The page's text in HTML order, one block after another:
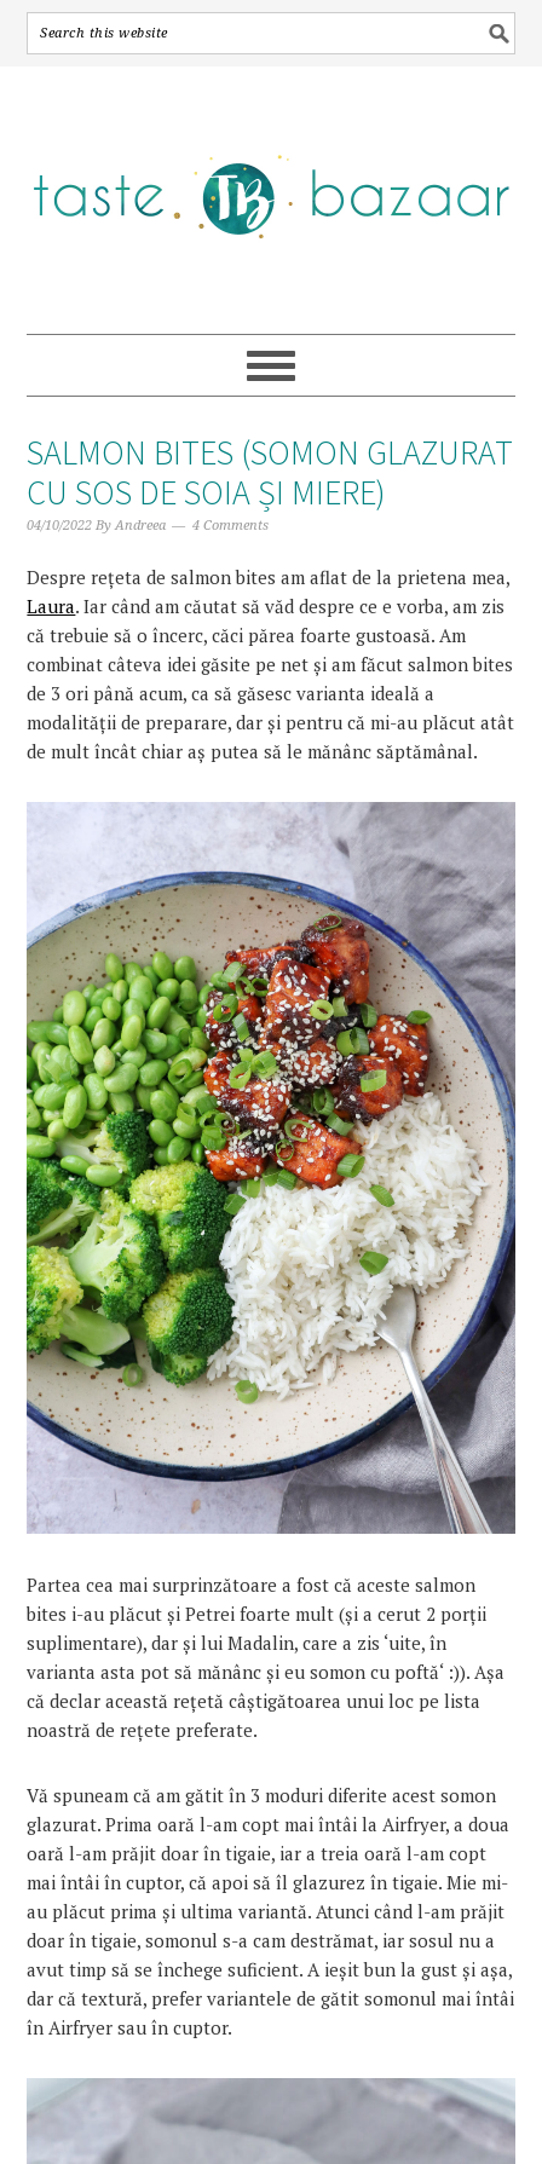
SALMON BITES (SOMON GLAZURAT
CU SOS DE SOIA ȘI MIERE)
04/10/2022 ByAndreea 4 Comments
Desprerețeta de salmonbites am aflat dela prietena mea,
Laura. Iarcând amcăutat să văd despre ce evorba, am zis
că trebuiesă oîncerc,căci părea foartegustoasă. Am
combinatcâteva ideigăsite penet și amfăcut salmonbites
de 3 ori până acum,ca să găsesc varianta ideală a
modalității de preparare, darși pentrucă mi-au plăcut atât
de multîncât chiaraș putea să lemănânc săptămânal.
Partea cea mai surprinzătoare a fost că aceste salmon
bites i-au plăcut și Petrei foarte mult (și a cerut 2 porții
suplimentare), dar și lui Madalin, care a zis ‘uite, în
varianta asta pot să mănânc și eu somon cu poftă‘ :)). Așa
că declar această rețetă câștigătoarea unui loc pelista
noastră de rețete preferate.
Vă spuneam că am gătit în 3 moduri diferite acest somon
glazurat.Prima oară l-am copt mai întâila Airfryer, adoua
oară l-am prăjit doar întigaie, iar a treia oară l-am copt
mai întâi în cuptor,că apoi să îl glazurez întigaie. Mie mi-
au plăcut prima șiultima variantă. Atunci când l-am prăjit
doar întigaie, somonul s-a cam destrămat, iarsosul nu a
avuttimp să se închege suficient. A ieșit bunla gust și așa,
darcă textură, prefervariantele de gătit somonul mai întâi
în Airfryersau în cuptor.